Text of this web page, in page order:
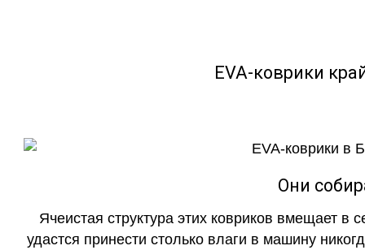
EVA-коврики
Они
Ячеистая структура этих ковриков вмещает в
удастся принести столько влаги в машину